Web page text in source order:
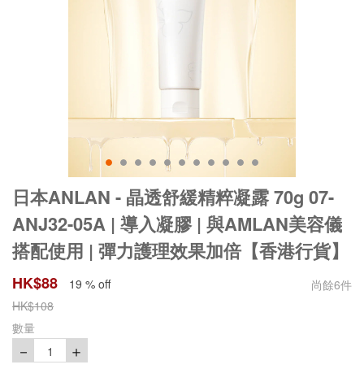
日本ANLAN - 晶透舒緩精粹凝露 70g 07-
ANJ32-05A | 導入凝膠 | 與AMLAN美容儀
搭配使用 | 彈力護理效果加倍【香港行貨】
HK$88 19 % off 尚餘6件
HK$108
數量
－ 1 ＋